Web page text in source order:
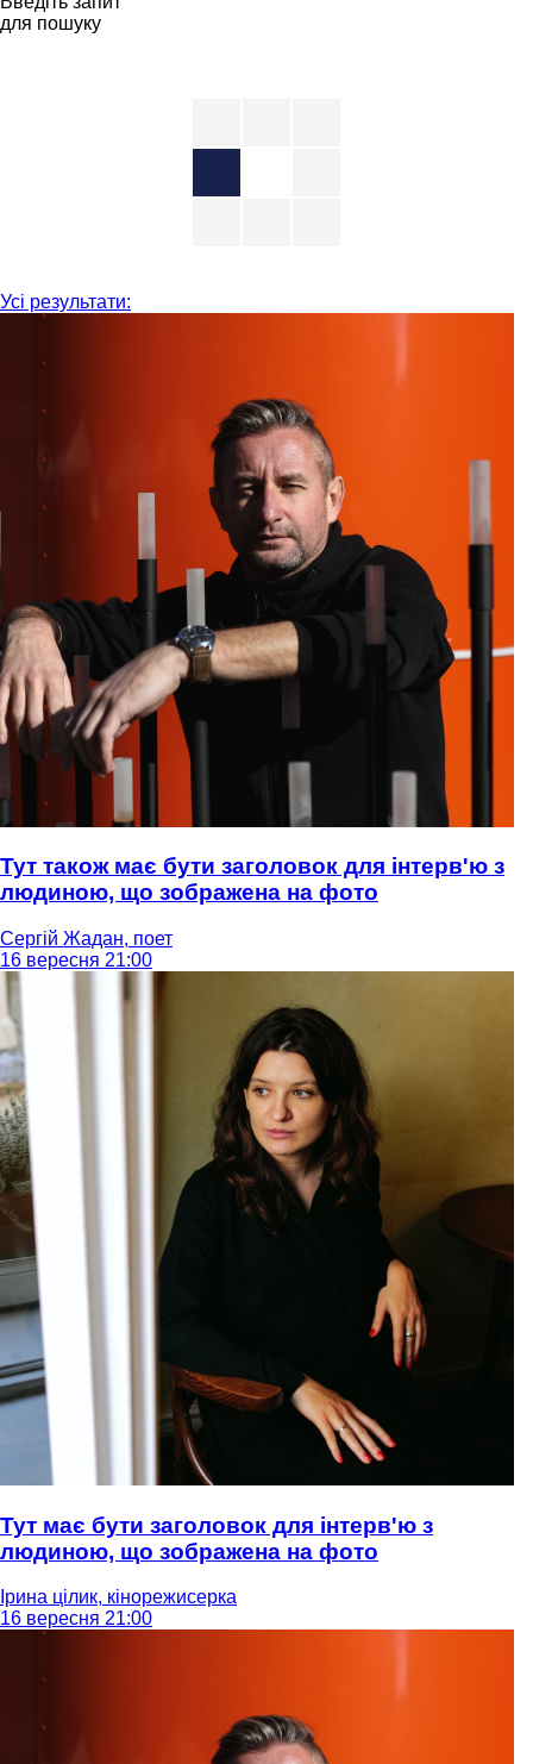
для пошуку
Усі результати:
Тут також має бути заголовок для інтерв'ю з
людиною, що зображена на фото
Сергій Жадан, поет
16 вересня 21:00
Тут має бути заголовок для інтерв'ю з
людиною, що зображена на фото
Ірина цілик, кінорежисерка
16 вересня 21:00